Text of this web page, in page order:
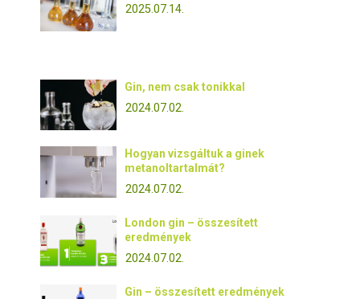
2025.07.14.
Gin, nem csak tonikkal
2024.07.02.
Hogyan vizsgáltuk a ginek
metanoltartalmát?
2024.07.02.
London gin – összesített
eredmények
2024.07.02.
Gin – összesített eredmények